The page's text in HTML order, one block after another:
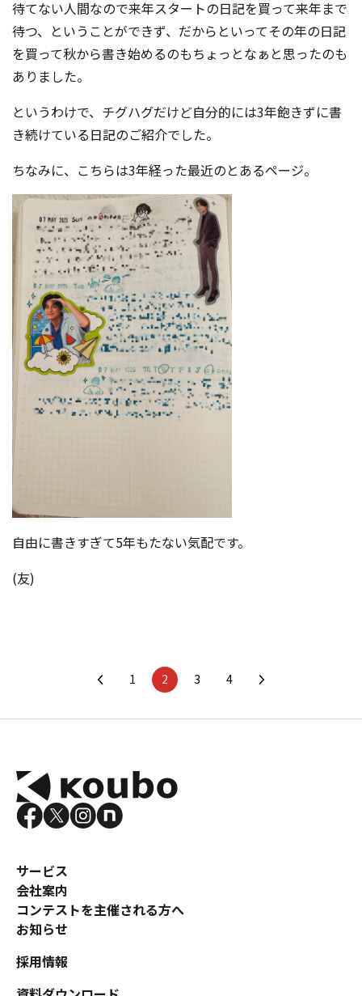
待てない人間なので来年スタートの日記を買って来年まで
待つ、ということができず、だからといってその年の日記
を買って秋から書き始めるのもちょっとなぁと思ったのも
ありました。
というわけで、チグハグだけど自分的には3年飽きずに書
き続けている日記のご紹介でした。
ちなみに、こちらは3年経った最近のとあるページ。
自由に書きすぎて5年もたない気配です。
(友)
1 2 3 4
サービス
会社案内
コンテストを主催される方へ
お知らせ
採用情報